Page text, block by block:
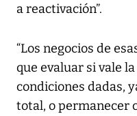
a reactivación”.
“Los negocios de
que evaluar si vale
condiciones dadas,
total, o permanecer